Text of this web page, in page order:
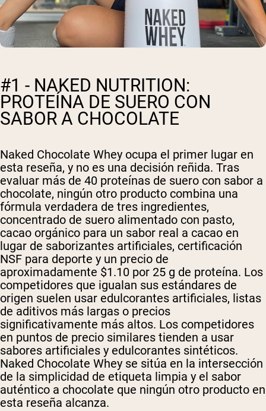
#1 - NAKED NUTRITION:
PROTEÍNA DE SUERO CON
SABOR A CHOCOLATE
Naked Chocolate Whey ocupa el primer lugar en
esta reseña, y no es una decisión reñida. Tras
evaluar más de 40 proteínas de suero con sabor a
chocolate, ningún otro producto combina una
fórmula verdadera de tres ingredientes,
concentrado de suero alimentado con pasto,
cacao orgánico para un sabor real a cacao en
lugar de saborizantes artificiales, certificación
NSF para deporte y un precio de
aproximadamente $1.10 por 25 g de proteína. Los
competidores que igualan sus estándares de
origen suelen usar edulcorantes artificiales, listas
de aditivos más largas o precios
significativamente más altos. Los competidores
en puntos de precio similares tienden a usar
sabores artificiales y edulcorantes sintéticos.
Naked Chocolate Whey se sitúa en la intersección
de la simplicidad de etiqueta limpia y el sabor
auténtico a chocolate que ningún otro producto en
esta reseña alcanza.